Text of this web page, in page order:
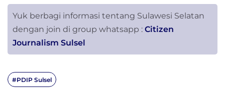
Yuk berbagi informasi tentang Sulawesi Selatan
dengan join di group whatsapp : Citizen
Journalism Sulsel
#PDIP Sulsel